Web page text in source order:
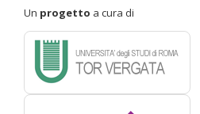
Un progetto a cura di